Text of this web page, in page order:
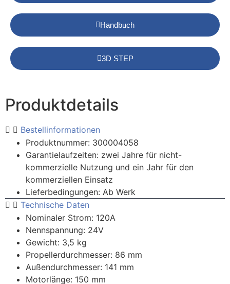
Handbuch
3D STEP
Produktdetails
Bestellinformationen
Produktnummer: 300004058
Garantielaufzeiten: zwei Jahre für nicht-
kommerzielle Nutzung und ein Jahr für den
kommerziellen Einsatz
Lieferbedingungen: Ab Werk
Technische Daten
Nominaler Strom: 120A
Nennspannung: 24V
Gewicht: 3,5 kg
Propellerdurchmesser: 86 mm
Außendurchmesser: 141 mm
Motorlänge: 150 mm